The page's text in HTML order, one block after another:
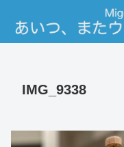
IMG_9338